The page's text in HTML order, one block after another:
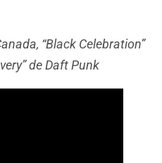
“Black Celebration”
de Daft Punk